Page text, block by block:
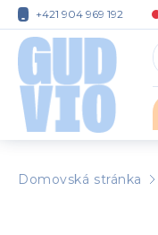
+421 904 969 192
Domovská stránka